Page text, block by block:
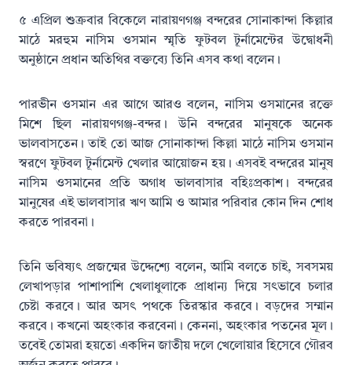
৫ এপ্রিল শুক্রবার বিকেলে নারায়ণগঞ্জ বন্দরের সোনাকান্দা কিল্লার
মাঠে মরহুম নাসিম ওসমান স্মৃতি ফুটবল টূর্নামেন্টের উদ্বোধনী
অনুষ্ঠানে প্রধান অতিথির বক্তব্যে তিনি এসব কথা বলেন।
পারভীন ওসমান এর আগে আরও বলেন, নাসিম ওসমানের রক্তে
মিশে ছিল নারায়ণগঞ্জ-বন্দর। উনি বন্দরের মানুষকে অনেক
ভালবাসতেন। তাই তো আজ সোনাকান্দা কিল্লা মাঠে নাসিম ওসমান
স্বরণে ফুটবল টূর্নামেন্ট খেলার আয়োজন হয়। এসবই বন্দরের মানুষ
নাসিম ওসমানের প্রতি অগাধ ভালবাসার বহিঃপ্রকাশ। বন্দরের
মানুষের এই ভালবাসার ঋণ আমি ও আমার পরিবার কোন দিন শোধ
করতে পারবনা।
তিনি ভবিষ্যৎ প্রজন্মের উদ্দেশ্যে বলেন, আমি বলতে চাই, সবসময়
লেখাপড়ার পাশাপাশি খেলাধুলাকে প্রাধান্য দিয়ে সৎভাবে চলার
চেষ্টা করবে। আর অসৎ পথকে তিরস্কার করবে। বড়দের সম্মান
করবে। কখনো অহংকার করবেনা। কেননা, অহংকার পতনের মূল।
তবেই তোমরা হয়তো একদিন জাতীয় দলে খেলোয়ার হিসেবে গৌরব